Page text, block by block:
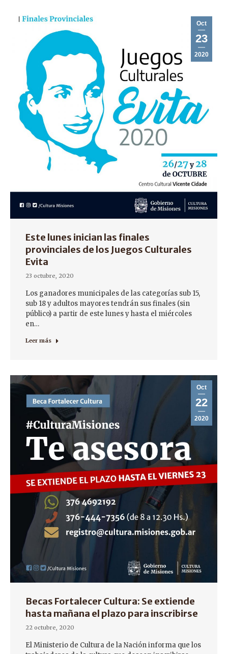
Oct
23
2020
Este lunes inician las finales
provinciales de los Juegos Culturales
Evita
23 octubre, 2020
Los ganadores municipales de las categorías sub 15,
sub 18 y adultos mayores tendrán sus finales (sin
público) a partir de este lunes y hasta el miércoles
en…
Leer más
Oct
22
2020
Becas Fortalecer Cultura: Se extiende
hasta mañana el plazo para inscribirse
22 octubre, 2020
El Ministerio de Cultura de la Nación informa que los